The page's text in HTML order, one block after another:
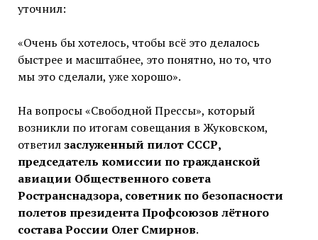
уточнил:
«Очень бы хотелось, чтобы всё это делалось
быстрее и масштабнее, это понятно, но то, что
мы это сделали, уже хорошо».
На вопросы «Свободной Прессы», который
возникли по итогам совещания в Жуковском,
ответилзаслуженный пилот СССР,
председатель комиссии по гражданской
авиации Общественного совета
Ространснадзора, советник по безопасности
полетов президента Профсоюзов лётного
состава России Олег Смирнов.